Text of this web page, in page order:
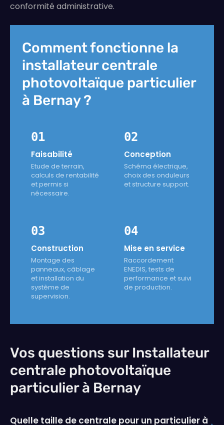
conformité administrative.
Comment fonctionne la
installateur centrale
photovoltaïque particulier
à Bernay ?
01
Faisabilité
Etude de terrain,
calculs de rentabilité
et permis si
nécessaire.
02
Conception
Schéma électrique,
choix des onduleurs
et structure support.
03
Construction
Montage des
panneaux, câblage
et installation du
système de
supervision.
04
Mise en service
Raccordement
ENEDIS, tests de
performance et suivi
de production.
Vos questions sur Installateur
centrale photovoltaïque
particulier à Bernay
Quelle taille de centrale pour un particulier à